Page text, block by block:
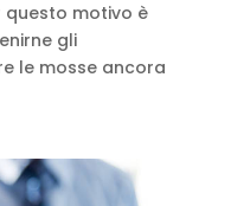
questo motivo è
gli
le mosse ancora